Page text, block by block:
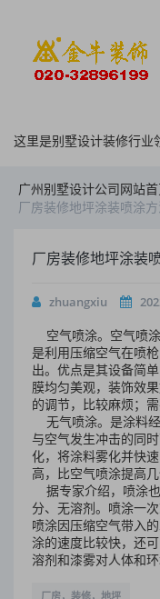
这里是别墅设计装修行业
广州别墅设计公司网站
厂房装修地坪涂装喷涂
厂房装修地坪涂装
zhuangxiu
空气喷涂。空气喷涂
是利用压缩空气在喷
出。优点是其设备简
膜均匀美观，装饰效
的调节，比较麻烦；
无气喷涂。是涂料经
与空气发生冲击的同
化，将涂料雾化并快
高，比空气喷涂提高几
据专家介绍，喷涂
分、无溶剂。喷涂一
喷涂因压缩空气带入
涂的速度比较快，还
溶剂和漆雾对人体和
厂房，装修，地坪